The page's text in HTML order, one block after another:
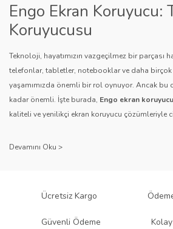
Engo Ekran Koruyucu:
Koruyucusu
Teknoloji, hayatımızın vazgeçilmez bir parçası
telefonlar, tabletler, notebooklar ve daha
yaşamımızda önemli bir rol oynuyor. Ancak bu
kadar önemli. İşte burada, Engo ekran
kaliteli ve yenilikçi ekran koruyucu çözümleriyle
sağlıyor.
Engo ekran koruyucuları
, uzun yıllara
ürününü titiz bir kalite kontrol sürecinden geçirir.
Ücretsiz Kargo
Güvenli Ödeme